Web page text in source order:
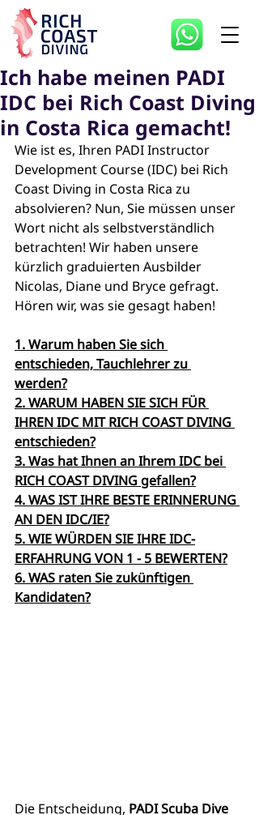
Ich habe meinen PADI
IDC bei Rich Coast Diving
in Costa Rica gemacht!
Wie ist es, Ihren PADI Instructor
Development Course (IDC) bei Rich
Coast Diving in Costa Rica zu
absolvieren? Nun, Sie müssen unser
Wort nicht als selbstverständlich
betrachten! Wir haben unsere
kürzlich graduierten Ausbilder
Nicolas, Diane und Bryce gefragt.
Hören wir, was sie gesagt haben!
1. Warum haben Sie sich
entschieden, Tauchlehrer zu
werden?
2. WARUM HABEN SIE SICH FÜR
IHREN IDC MIT RICH COAST DIVING
entschieden?
3. Was hat Ihnen an Ihrem IDC bei
RICH COAST DIVING gefallen?
4. WAS IST IHRE BESTE ERINNERUNG
AN DEN IDC/IE?
5. WIE WÜRDEN SIE IHRE IDC-
ERFAHRUNG VON 1 - 5 BEWERTEN?
6. WAS raten Sie zukünftigen
Kandidaten?
Die Entscheidung, PADI Scuba Dive